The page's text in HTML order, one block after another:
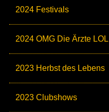
2024 Festivals
2024 OMG Die Ärzte LOL
2023 Herbst des Lebens
2023 Clubshows